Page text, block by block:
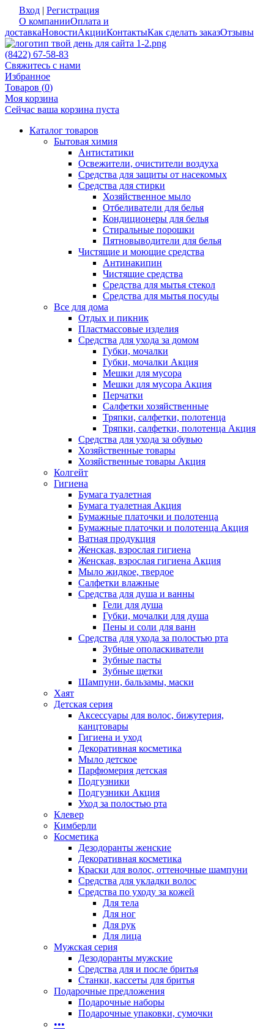
Вход | Регистрация
О компанииОплата и
доставкаНовостиАкцииКонтактыКак сделать заказОтзывы
(8422) 67-58-83
Свяжитесь с нами
Избранное
Товаров (0)
Моя корзина
Сейчас ваша корзина пуста
Каталог товаров
Бытовая химия
Антистатики
Освежители, очистители воздуха
Средства для защиты от насекомых
Средства для стирки
Хозяйственное мыло
Отбеливатели для белья
Кондиционеры для белья
Стиральные порошки
Пятновыводители для белья
Чистящие и моющие средства
Антинакипин
Чистящие средства
Средства для мытья стекол
Средства для мытья посуды
Все для дома
Отдых и пикник
Пластмассовые изделия
Средства для ухода за домом
Губки, мочалки
Губки, мочалки Акция
Мешки для мусора
Мешки для мусора Акция
Перчатки
Салфетки хозяйственные
Тряпки, салфетки, полотенца
Тряпки, салфетки, полотенца Акция
Средства для ухода за обувью
Хозяйственные товары
Хозяйственные товары Акция
Колгейт
Гигиена
Бумага туалетная
Бумага туалетная Акция
Бумажные платочки и полотенца
Бумажные платочки и полотенца Акция
Ватная продукция
Женская, взрослая гигиена
Женская, взрослая гигиена Акция
Мыло жидкое, твердое
Салфетки влажные
Средства для душа и ванны
Гели для душа
Губки, мочалки для душа
Пены и соли для ванн
Средства для ухода за полостью рта
Зубные ополаскиватели
Зубные пасты
Зубные щетки
Шампуни, бальзамы, маски
Хаят
Детская серия
Аксессуары для волос, бижутерия,
канцтовары
Гигиена и уход
Декоративная косметика
Мыло детское
Парфюмерия детская
Подгузники
Подгузники Акция
Уход за полостью рта
Клевер
Кимберли
Косметика
Дезодоранты женские
Декоративная косметика
Краски для волос, оттеночные шампуни
Средства для укладки волос
Средства по уходу за кожей
Для тела
Для ног
Для рук
Для лица
Мужская серия
Дезодоранты мужские
Средства для и после бритья
Станки, кассеты для бритья
Подарочные предложения
Подарочные наборы
Подарочные упаковки, сумочки
•••